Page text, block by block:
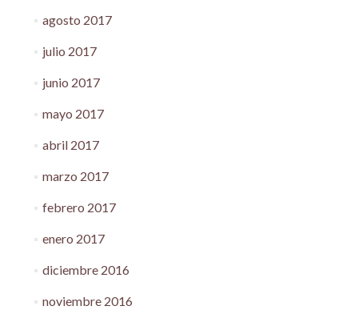
agosto 2017
julio 2017
junio 2017
mayo 2017
abril 2017
marzo 2017
febrero 2017
enero 2017
diciembre 2016
noviembre 2016